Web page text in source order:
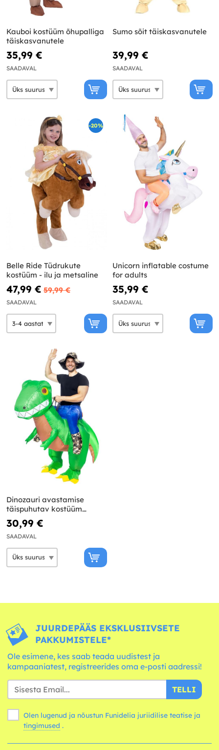
Kauboi kostüüm õhupalliga
täiskasvanutele
35,99 €
SAADAVAL
Sumo sõit täiskasvanutele
39,99 €
SAADAVAL
-20%
Belle Ride Tüdrukute
kostüüm - ilu ja metsaline
47,99 € 59,99 €
SAADAVAL
Unicorn inflatable costume
for adults
35,99 €
SAADAVAL
Dinozauri avastamise
täispuhutav kostüüm
täiskasvanutele
30,99 €
SAADAVAL
JUURDEPÄÄS EKSKLUSIIVSETE
PAKKUMISTELE*
Ole esimene, kes saab teada uudistest ja
kampaaniatest, registreerides oma e-posti aadressi!
TELLI
Olen lugenud ja nõustun Funidelia juriidilise teatise ja
tingimused .